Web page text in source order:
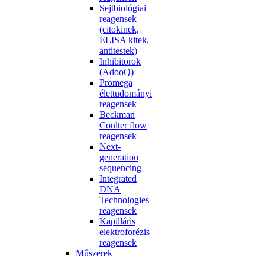
Sejtbiológiai
reagensek
(citokinek,
ELISA kitek,
antitestek)
Inhibitorok
(AdooQ)
Promega
élettudományi
reagensek
Beckman
Coulter flow
reagensek
Next-
generation
sequencing
Integrated
DNA
Technologies
reagensek
Kapilláris
elektroforézis
reagensek
Műszerek